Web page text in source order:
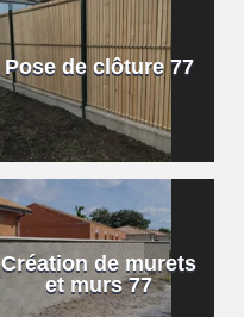
Pose de clôture 77
Création de murets
et murs 77